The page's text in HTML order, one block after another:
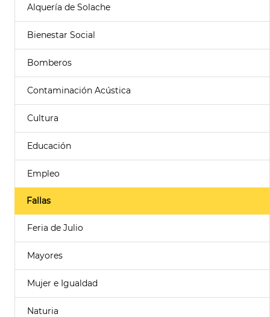
Alquería de Solache
Bienestar Social
Bomberos
Contaminación Acústica
Cultura
Educación
Empleo
Fallas
Feria de Julio
Mayores
Mujer e Igualdad
Naturia